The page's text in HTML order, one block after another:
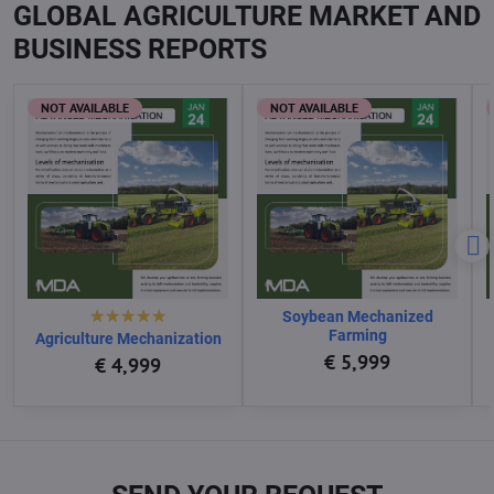
GLOBAL AGRICULTURE MARKET AND
BUSINESS REPORTS
NOT AVAILABLE
Agriculture Mechanization
€ 4,999
NOT AVAILABLE
Soybean Mechanized
Farming
€ 5,999